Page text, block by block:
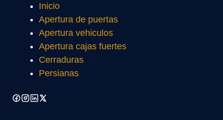
Inicio
Apertura de puertas
Apertura vehiculos
Apertura cajas fuertes
Cerraduras
Persianas